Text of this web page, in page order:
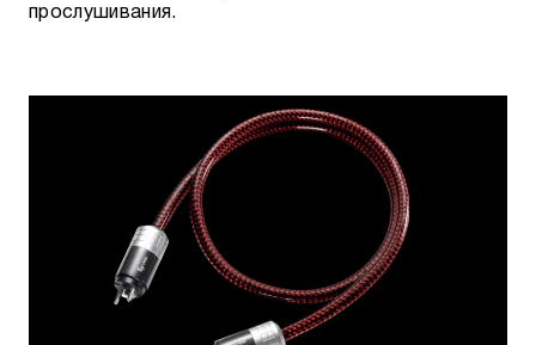
Rocket 22 FR-SPADES
Rocket 11 SBW-BFAS
Rocket 22 SBW-BFAS
Rocket 33 SBW-BFAS
Rocket 44 SBW-BANANAG
Rocket 44 SBW-BANANAS
прослушивания.